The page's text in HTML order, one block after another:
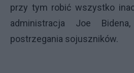
przy tym robić wszystko
administracja Joe
postrzegania sojuszników.